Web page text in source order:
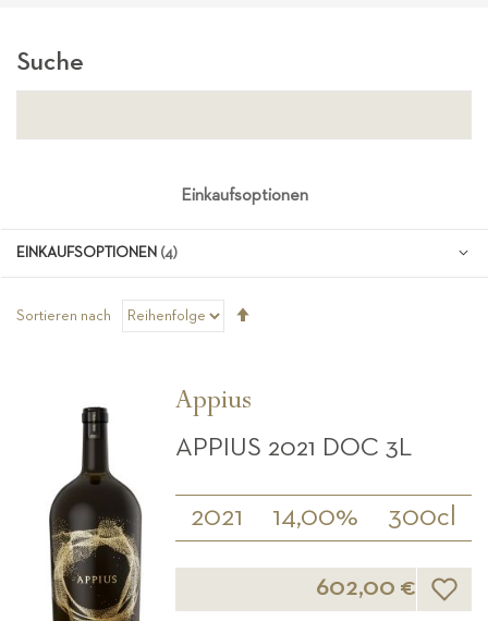
Sortieren nach
Appius
APPIUS 2021 DOC 3L
2021 14,00% 300cl
602,00 €
Suche
Einkaufsoptionen
EINKAUFSOPTIONEN